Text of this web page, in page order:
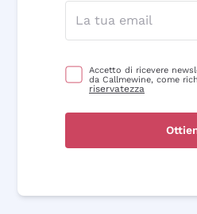
Accetto di ricevere
da Callmewine, come
riservatezza